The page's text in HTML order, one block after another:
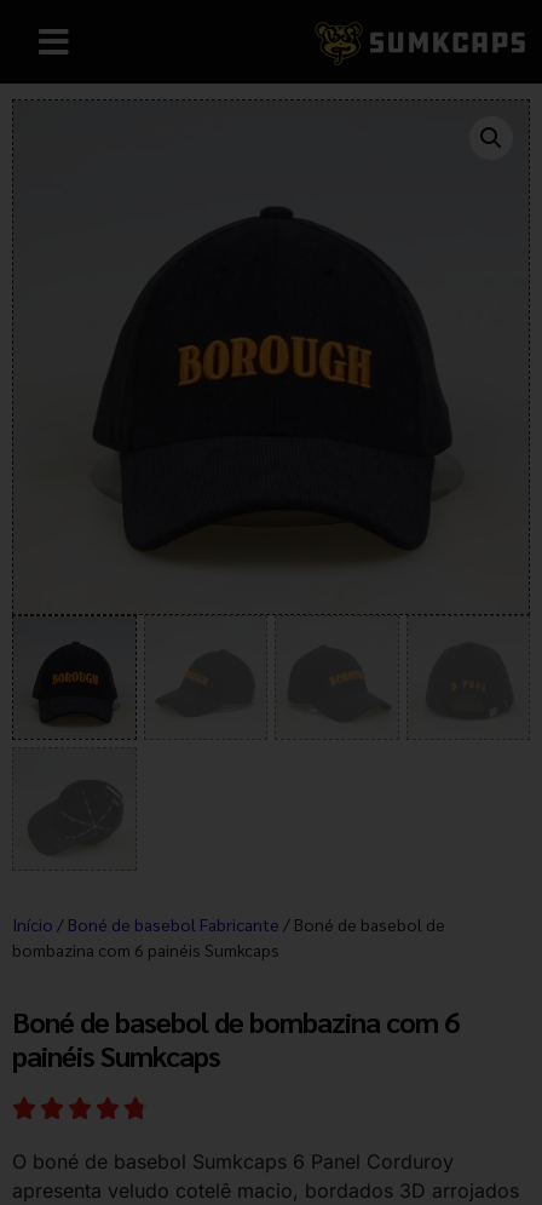
Início / Boné de basebol Fabricante / Boné de basebol de
bombazina com 6 painéis Sumkcaps
Boné de basebol de bombazina com 6
painéis Sumkcaps
O boné de basebol Sumkcaps 6 Panel Corduroy
apresenta veludo cotelê macio, bordados 3D arrojados